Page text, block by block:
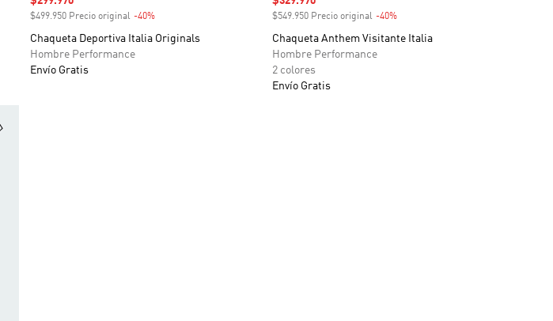
$499.950 Precio original -40%
Chaqueta Deportiva Italia Originals
Hombre Performance
Envío Gratis
$549.950 Precio original -40%Descuento
Chaqueta Anthem Visitante Italia
Hombre Performance
2 colores
Envío Gratis